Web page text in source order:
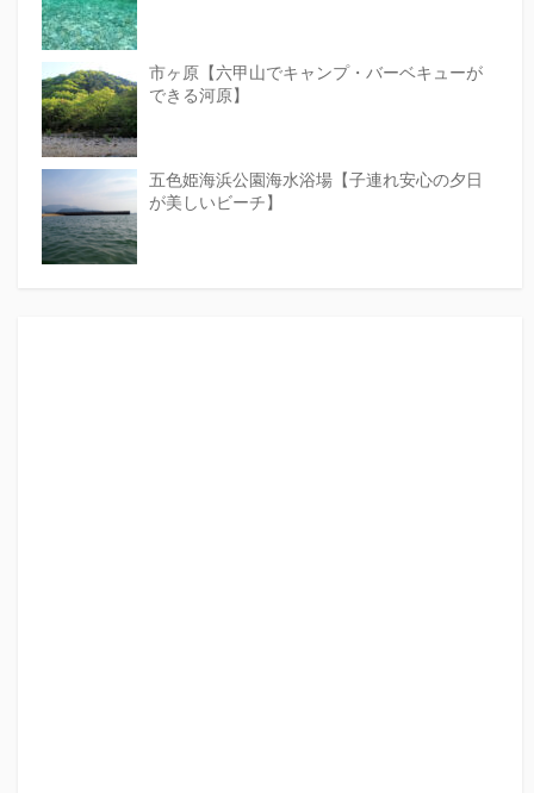
市ヶ原【六甲山でキャンプ・バーベキューが
できる河原】
五色姫海浜公園海水浴場【子連れ安心の夕日
が美しいビーチ】